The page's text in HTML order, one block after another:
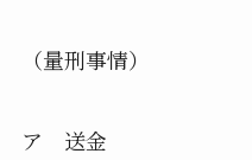
（量刑事情）
ア 送金